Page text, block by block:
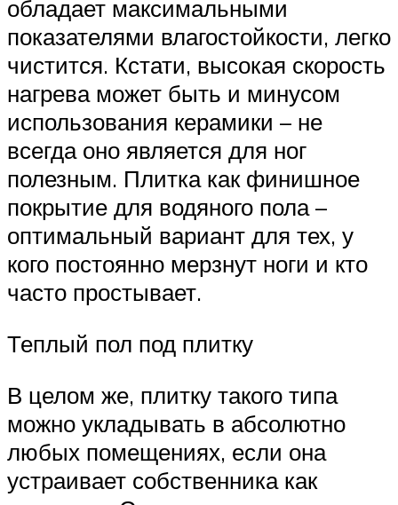
обладает максимальными
показателями влагостойкости, легко
чистится. Кстати, высокая скорость
нагрева может быть и минусом
использования керамики – не
всегда оно является для ног
полезным. Плитка как финишное
покрытие для водяного пола –
оптимальный вариант для тех, у
кого постоянно мерзнут ноги и кто
часто простывает.
Теплый пол под плитку
В целом же, плитку такого типа
можно укладывать в абсолютно
любых помещениях, если она
устраивает собственника как